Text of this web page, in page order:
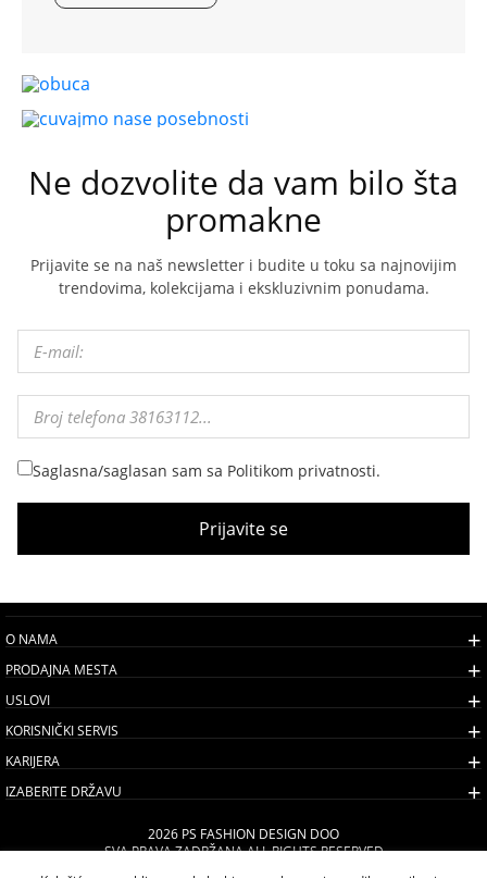
Ne dozvolite da vam bilo šta
promakne
Prijavite se na naš newsletter i budite u toku sa najnovijim
trendovima, kolekcijama i ekskluzivnim ponudama.
Saglasna/saglasan sam sa Politikom privatnosti.
Prijavite se
O NAMA
PRODAJNA MESTA
USLOVI
KORISNIČKI SERVIS
KARIJERA
IZABERITE DRŽAVU
2026 PS FASHION DESIGN DOO
SVA PRAVA ZADRŽANA ALL RIGHTS RESERVED